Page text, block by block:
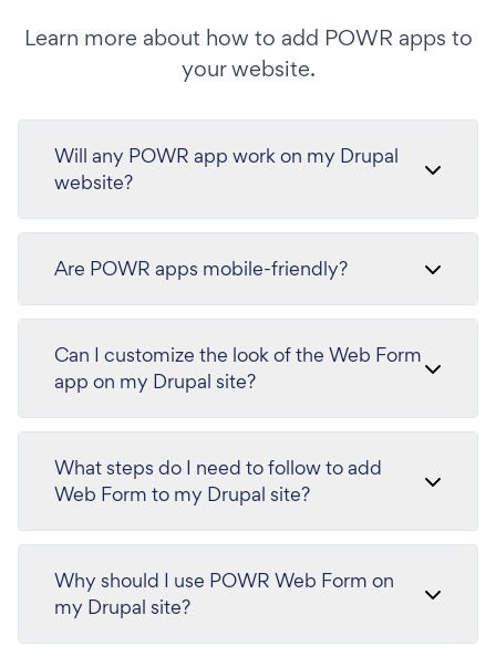
Learn more about how to add POWR apps to
your website.
Will any POWR app work on my Drupal
website?
Are POWR apps mobile-friendly?
Can I customize the look of the Web Form
app on my Drupal site?
What steps do I need to follow to add
Web Form to my Drupal site?
Why should I use POWR Web Form on
my Drupal site?